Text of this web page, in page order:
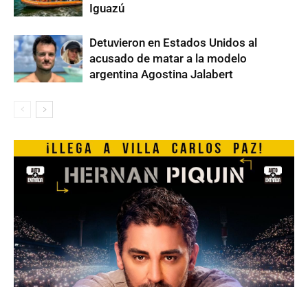
Iguazú
Detuvieron en Estados Unidos al
acusado de matar a la modelo
argentina Agostina Jalabert